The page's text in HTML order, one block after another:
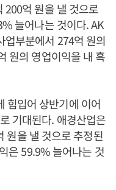
200억 원을 낼 것으로
늘어나는 것이다. AK
업부분에서 274억 원의
원의 영업이익을 내 흑
힘입어 상반기에 이어
기대된다. 애경산업은
원을 낼 것으로 추정된
은 59.9% 늘어나는 것